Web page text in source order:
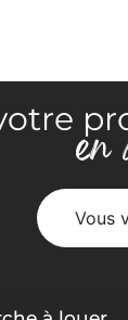
Vous